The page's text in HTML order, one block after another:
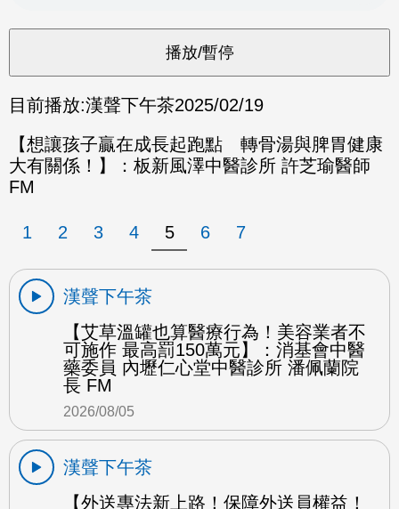
目前播放:漢聲下午茶2025/02/19
【想讓孩子贏在成長起跑點 轉骨湯與脾胃健康
大有關係！】：板新風澤中醫診所 許芝瑜醫師
FM
1 2 3 4 5 6 7
漢聲下午茶
【艾草溫罐也算醫療行為！美容業者不
可施作 最高罰150萬元】：消基會中醫
藥委員 內壢仁心堂中醫診所 潘佩蘭院
長 FM
2026/08/05
漢聲下午茶
【外送專法新上路！保障外送員權益！